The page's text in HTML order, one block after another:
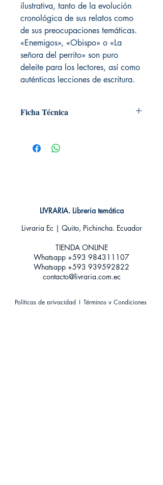
ilustrativa, tanto de la evolución
cronológica de sus relatos como
de sus preocupaciones temáticas.
«Enemigos», «Obispo» o «La
señora del perrito» son puro
deleite para los lectores, así como
auténticas lecciones de escritura.
Ficha Técnica
Editorial: Alma editorial
Idioma: Castellano
LIVRARIA. Libreria temática
Livraria Ec | Quito, Pichincha. Ecuador
TIENDA ONLINE​
Whatsapp +593 984311107
Whatsapp +593 939592822
contacto@livraria.com.ec
Políticas de privacidad | Términos y Condiciones